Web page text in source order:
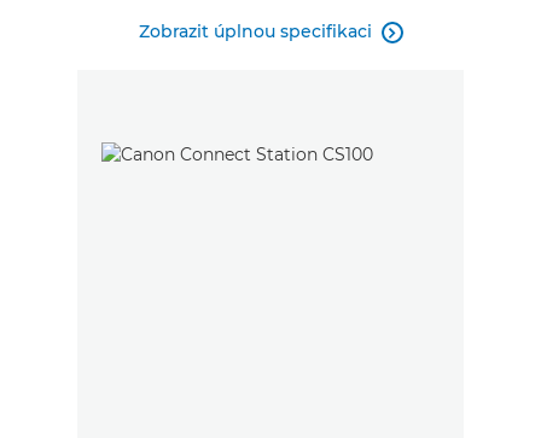
Zobrazit úplnou specifikaci 